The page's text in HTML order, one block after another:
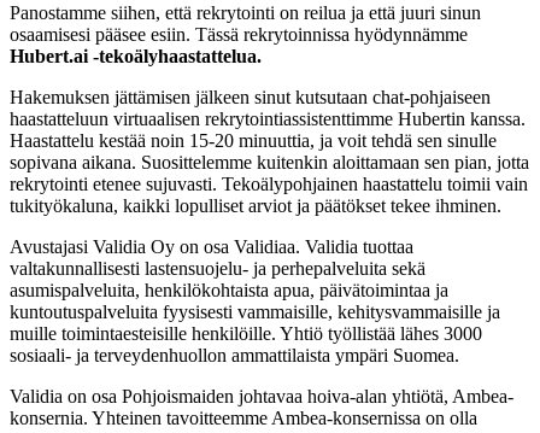
Panostamme siihen, että rekrytointi on reilua ja että juuri sinun
osaamisesi pääsee esiin. Tässä rekrytoinnissa hyödynnämme
Hubert.ai -tekoälyhaastattelua.
Hakemuksen jättämisen jälkeen sinut kutsutaan chat-pohjaiseen
haastatteluun virtuaalisen rekrytointiassistenttimme Hubertin kanssa.
Haastattelu kestää noin 15-20 minuuttia, ja voit tehdä sen sinulle
sopivana aikana. Suosittelemme kuitenkin aloittamaan sen pian, jotta
rekrytointi etenee sujuvasti. Tekoälypohjainen haastattelu toimii vain
tukityökaluna, kaikki lopulliset arviot ja päätökset tekee ihminen.
Avustajasi Validia Oy on osa Validiaa. Validia tuottaa
valtakunnallisesti lastensuojelu- ja perhepalveluita sekä
asumispalveluita, henkilökohtaista apua, päivätoimintaa ja
kuntoutuspalveluita fyysisesti vammaisille, kehitysvammaisille ja
muille toimintaesteisille henkilöille. Yhtiö työllistää lähes 3000
sosiaali- ja terveydenhuollon ammattilaista ympäri Suomea.
Validia on osa Pohjoismaiden johtavaa hoiva-alan yhtiötä, Ambea-
konsernia. Yhteinen tavoitteemme Ambea-konsernissa on olla